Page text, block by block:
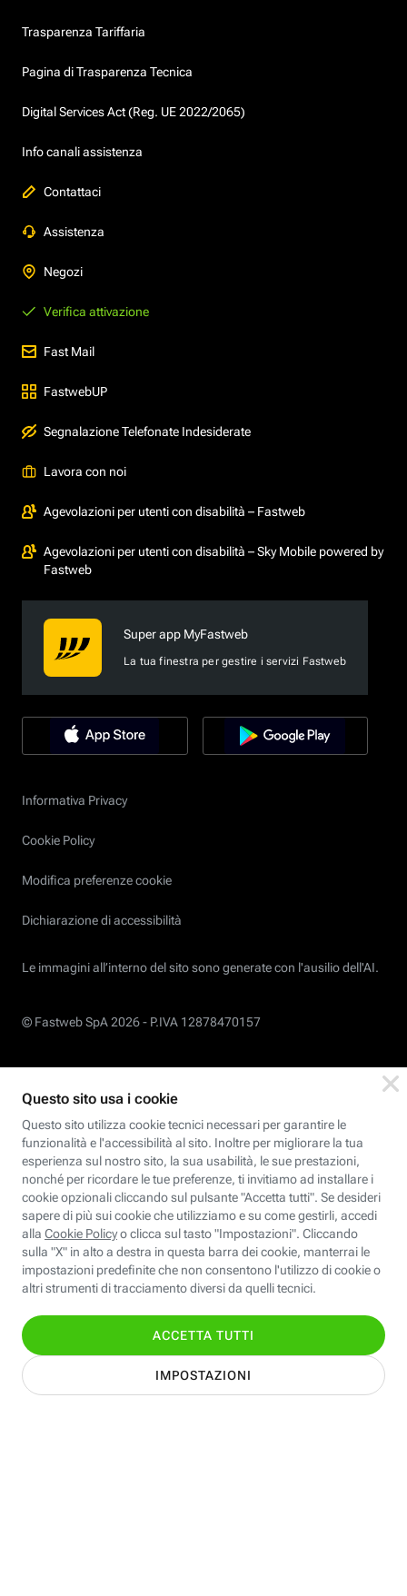
Trasparenza Tariffaria
Pagina di Trasparenza Tecnica
Digital Services Act (Reg. UE 2022/2065)
Info canali assistenza
Contattaci
Assistenza
Negozi
Verifica attivazione
Fast Mail
FastwebUP
Segnalazione Telefonate Indesiderate
Lavora con noi
Agevolazioni per utenti con disabilità – Fastweb
Agevolazioni per utenti con disabilità – Sky Mobile powered by
Fastweb
Super app MyFastweb
La tua finestra per gestire i servizi Fastweb
Informativa Privacy
Cookie Policy
Modifica preferenze cookie
Dichiarazione di accessibilità
Le immagini all’interno del sito sono generate con l'ausilio dell'AI.
© Fastweb SpA 2026 - P.IVA 12878470157